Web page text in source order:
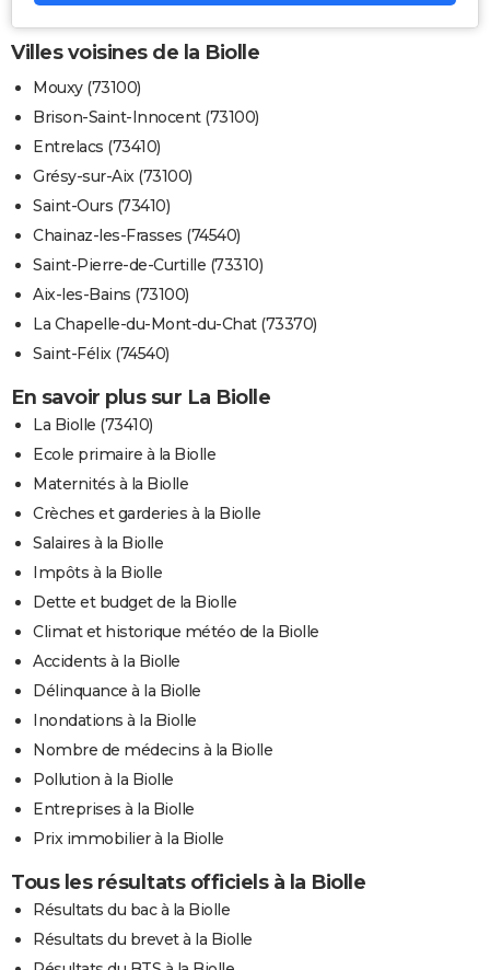
Villes voisines de la Biolle
Mouxy (73100)
Brison-Saint-Innocent (73100)
Entrelacs (73410)
Grésy-sur-Aix (73100)
Saint-Ours (73410)
Chainaz-les-Frasses (74540)
Saint-Pierre-de-Curtille (73310)
Aix-les-Bains (73100)
La Chapelle-du-Mont-du-Chat (73370)
Saint-Félix (74540)
En savoir plus sur La Biolle
La Biolle (73410)
Ecole primaire à la Biolle
Maternités à la Biolle
Crèches et garderies à la Biolle
Salaires à la Biolle
Impôts à la Biolle
Dette et budget de la Biolle
Climat et historique météo de la Biolle
Accidents à la Biolle
Délinquance à la Biolle
Inondations à la Biolle
Nombre de médecins à la Biolle
Pollution à la Biolle
Entreprises à la Biolle
Prix immobilier à la Biolle
Tous les résultats officiels à la Biolle
Résultats du bac à la Biolle
Résultats du brevet à la Biolle